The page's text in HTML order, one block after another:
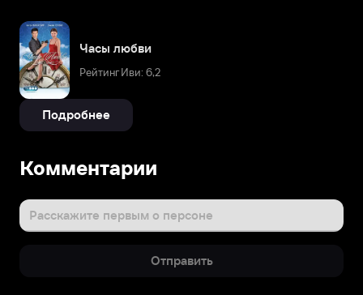
Часы любви
Рейтинг Иви: 6,2
Подробнее
Комментарии
Расскажите первым о персоне
Отправить